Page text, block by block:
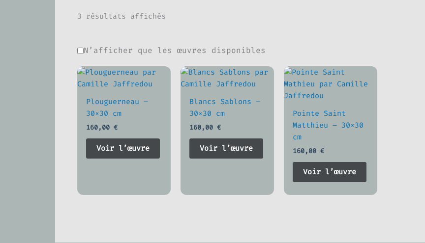
3 résultats affichés
N’afficher que les œuvres disponibles
Plouguerneau –
30×30 cm
160,00 €
Voir l’œuvre
Blancs Sablons –
30×30 cm
160,00 €
Voir l’œuvre
Pointe Saint
Matthieu – 30×30
cm
160,00 €
Voir l’œuvre